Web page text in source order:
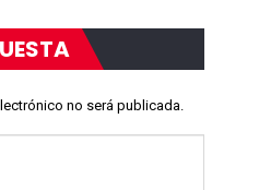
no será publicada.